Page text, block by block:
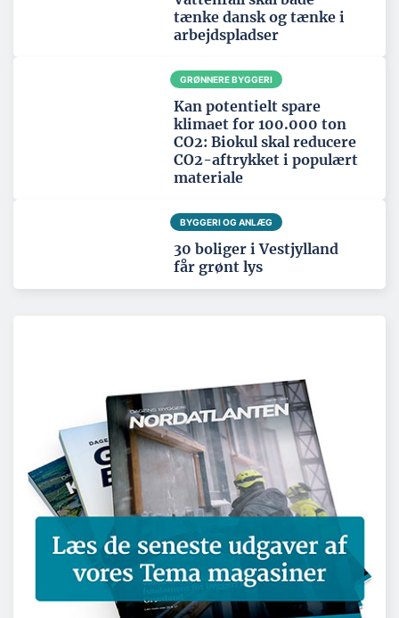
tænke dansk og tænke i
arbejdspladser
GRØNNERE BYGGERI
Kan potentielt spare
klimaet for 100.000 ton
CO2: Biokul skal reducere
CO2-aftrykket i populært
materiale
BYGGERI OG ANLÆG
30 boliger i Vestjylland
får grønt lys